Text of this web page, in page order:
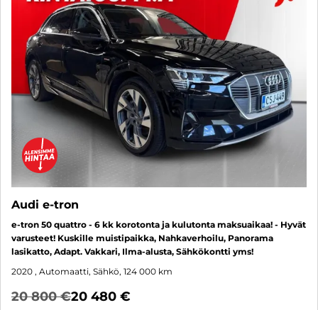
Audi e-tron
e-tron 50 quattro - 6 kk korotonta ja kulutonta maksuaikaa! - Hyvät
varusteet! Kuskille muistipaikka, Nahkaverhoilu, Panorama
lasikatto, Adapt. Vakkari, Ilma-alusta, Sähkökontti yms!
2020 , Automaatti, Sähkö, 124 000 km
20 800 €20 480 €